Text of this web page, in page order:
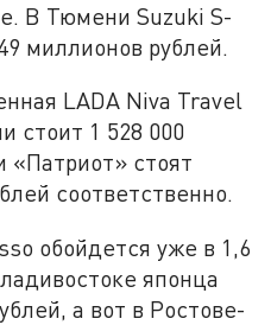
В Тюмени Suzuki S-
миллионов рублей.
LADA Niva Travel
стоит 1 528 000
«Патриот» стоят
соответственно.
обойдется уже в 1,6
японца
а вот в Ростове-